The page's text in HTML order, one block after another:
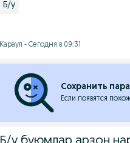
Б/у
Караул - Сегодня в 09:31
Сохранить
Если появятся